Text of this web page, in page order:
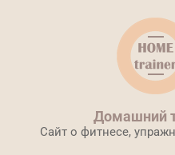
Домашний
Сайт о фитнесе,